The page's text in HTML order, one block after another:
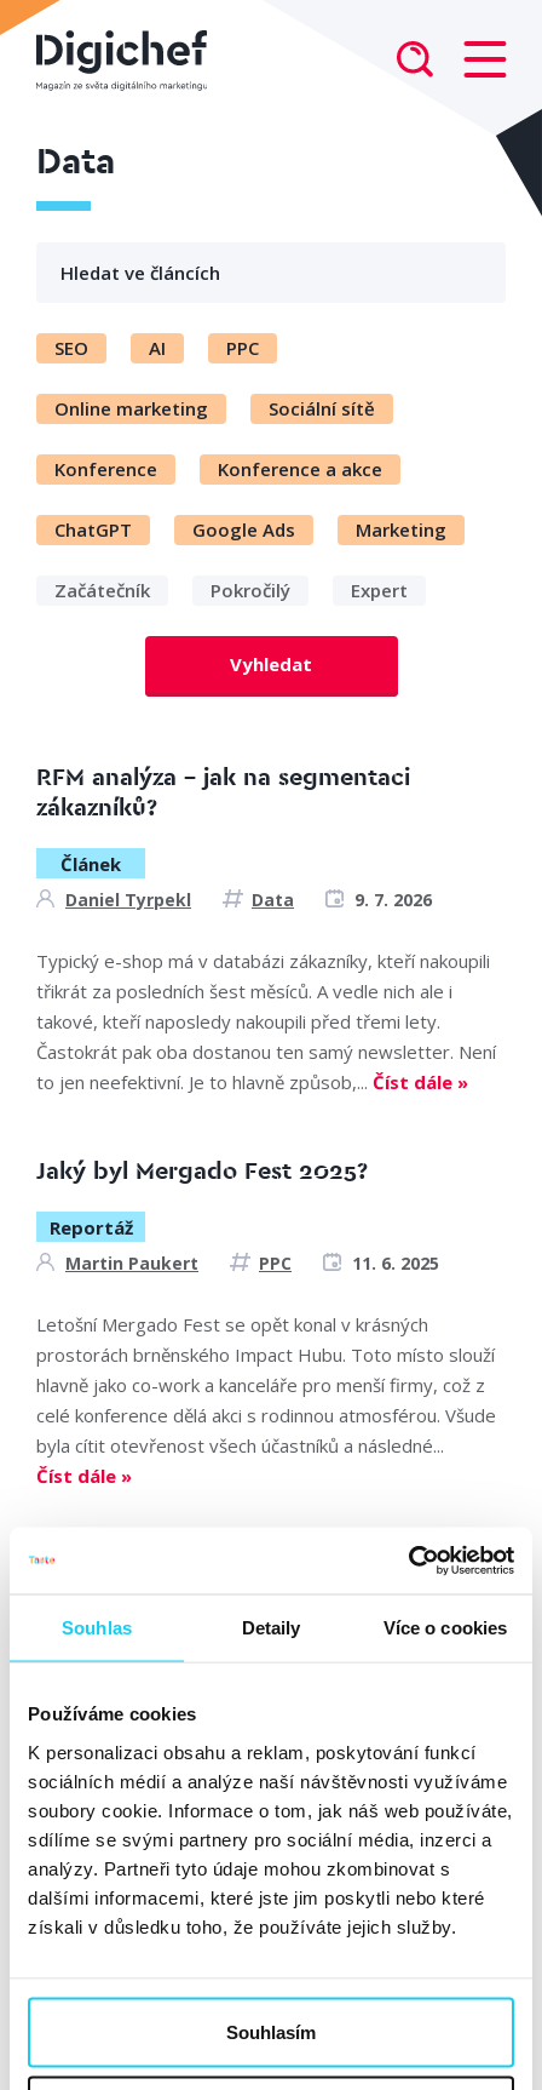
Souhlas Detaily Více o cookies
Používáme cookies
K personalizaci obsahu a reklam, poskytování funkcí
sociálních médií a analýze naší návštěvnosti využíváme
soubory cookie. Informace o tom, jak náš web používáte,
sdílíme se svými partnery pro sociální média, inzerci a
analýzy. Partneři tyto údaje mohou zkombinovat s
dalšími informacemi, které jste jim poskytli nebo které
získali v důsledku toho, že používáte jejich služby.
Souhlasím
Data
SEO AI PPC
Online marketing Sociální sítě
Konference Konference a akce
ChatGPT Google Ads Marketing
Začátečník Pokročilý Expert
Vyhledat
RFM analýza – jak na segmentaci
zákazníků?
Článek
Daniel Tyrpekl Data 9. 7. 2026
Typický e-shop má v databázi zákazníky, kteří nakoupili
třikrát za posledních šest měsíců. A vedle nich ale i
takové, kteří naposledy nakoupili před třemi lety.
Častokrát pak oba dostanou ten samý newsletter. Není
to jen neefektivní. Je to hlavně způsob,... Číst dále »
Jaký byl Mergado Fest 2025?
Reportáž
Martin Paukert PPC 11. 6. 2025
Letošní Mergado Fest se opět konal v krásných
prostorách brněnského Impact Hubu. Toto místo slouží
hlavně jako co-work a kanceláře pro menší firmy, což z
celé konference dělá akci s rodinnou atmosférou. Všude
byla cítit otevřenost všech účastníků a následné...
Číst dále »
AI Inside Out #77: Efektivní práce s
Správná práce s klíčovými slovy představuje jeden ze
základních stavebních kamenů úspěšné PPC kampaně.
Rozhoduje o tom, zda kampaň osloví správné publikum,
nebo naopak přivede návštěvníky, kteří s vysokou
pravděpodobností nekonvertují. Při výběru klíčových
slov bychom měli v ideálním případě...Číst dále »
marketingového mixu
Reportáž